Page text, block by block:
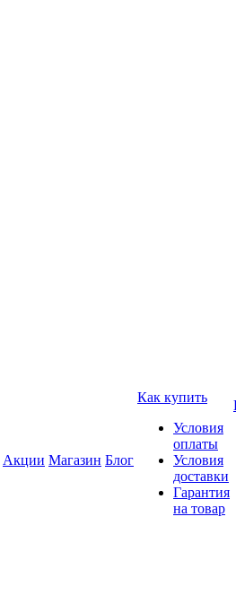
Акции Магазин Блог
Как купить
Условия
оплаты
Условия
доставки
Гарантия
на товар